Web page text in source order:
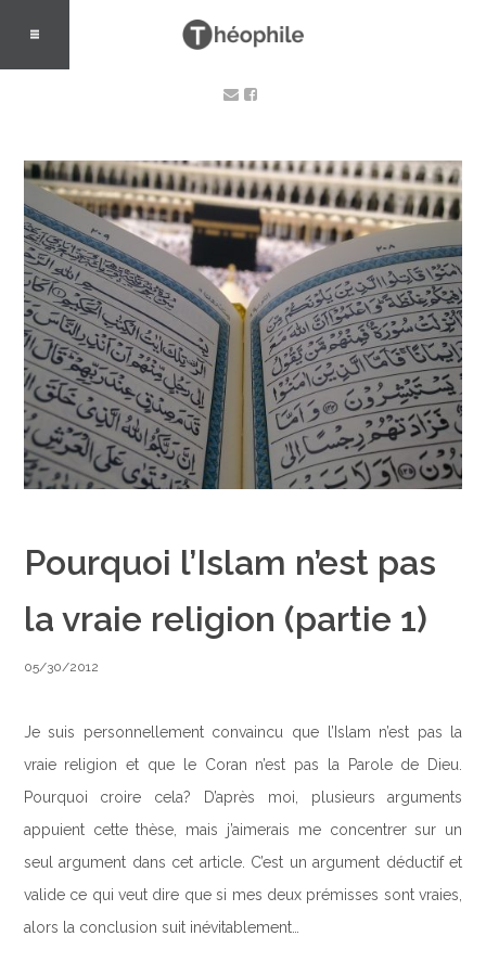
Pourquoi l’Islam n’est pas
la vraie religion (partie 1)
05/30/2012
Je suis personnellement convaincu que l’Islam n’est pas la
vraie religion et que le Coran n’est pas la Parole de Dieu.
Pourquoi croire cela? D’après moi, plusieurs arguments
appuient cette thèse, mais j’aimerais me concentrer sur un
seul argument dans cet article. C’est un argument déductif et
valide ce qui veut dire que si mes deux prémisses sont vraies,
alors la conclusion suit inévitablement…